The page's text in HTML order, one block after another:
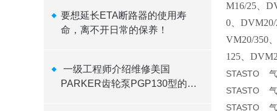
要想延长ETA断路器的使用寿
命，离不开日常的保养！
PARKER齿轮泵PGP130型的四
M16/25、
0、
VM20/350
125、
STASTO
STASTO
STASTO